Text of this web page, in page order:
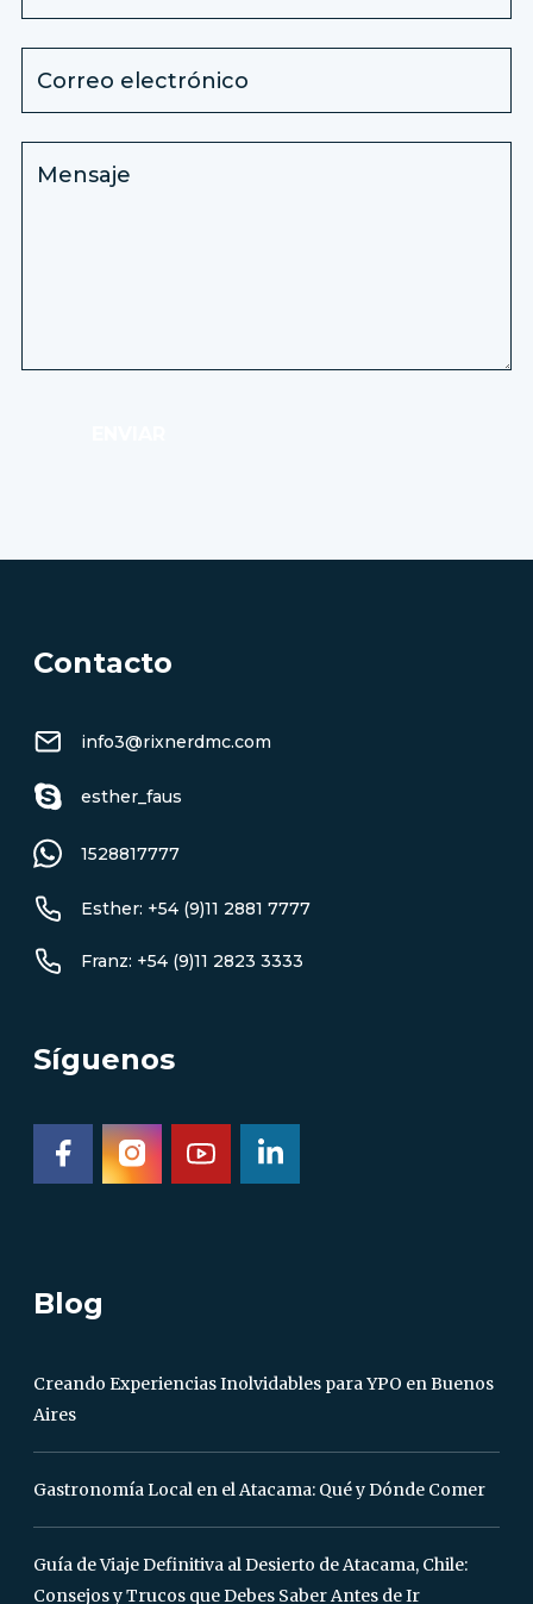
Contacto
info3@rixnerdmc.com
esther_faus
1528817777
Esther: +54 (9)11 2881 7777
Franz: +54 (9)11 2823 3333
Síguenos
Blog
Creando Experiencias Inolvidables para YPO en Buenos
Aires
Gastronomía Local en el Atacama: Qué y Dónde Comer
Guía de Viaje Definitiva al Desierto de Atacama, Chile:
Consejos y Trucos que Debes Saber Antes de Ir